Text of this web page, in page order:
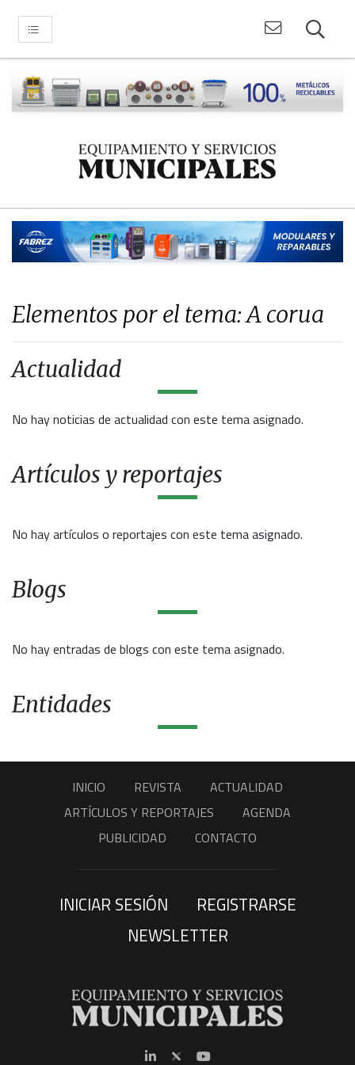
Elementos por el tema: A corua
Actualidad
No hay noticias de actualidad con este tema asignado.
Artículos y reportajes
No hay artículos o reportajes con este tema asignado.
Blogs
No hay entradas de blogs con este tema asignado.
Entidades
INICIO REVISTA
ACTUALIDAD
ARTÍCULOS Y REPORTAJES
AGENDA
PUBLICIDAD
CONTACTO
INICIAR SESIÓN
REGISTRARSE
NEWSLETTER